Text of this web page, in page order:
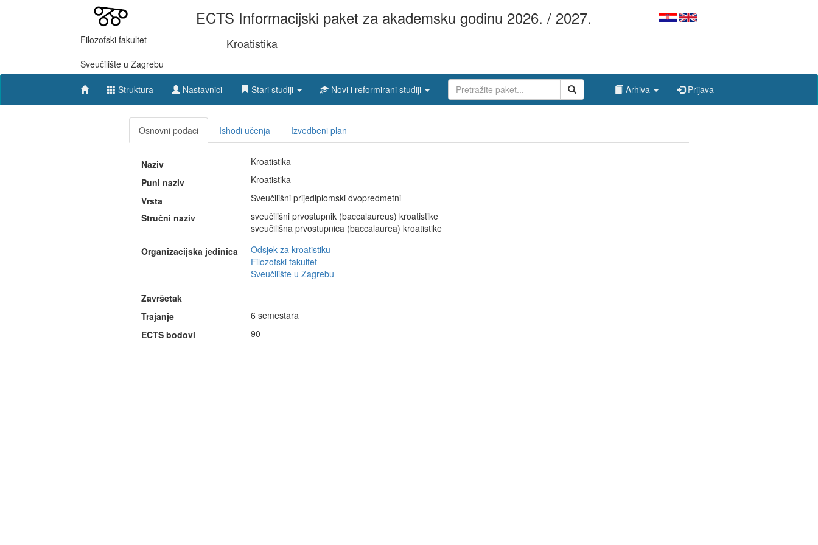
Filozofski fakultet
Sveučilište u Zagrebu
ECTS Informacijski paket za akademsku godinu 2026. / 2027.
Kroatistika
Struktura Nastavnici Stari studiji Novi i reformirani studiji Arhiva Prijava
Osnovni podaci Ishodi učenja Izvedbeni plan
Naziv
Kroatistika
Puni naziv
Kroatistika
Vrsta
Sveučilišni prijediplomski dvopredmetni
Stručni naziv
sveučilišni prvostupnik (baccalaureus) kroatistike
sveučilišna prvostupnica (baccalaurea) kroatistike
Organizacijska jedinica
Odsjek za kroatistiku
Filozofski fakultet
Sveučilište u Zagrebu
Završetak
Trajanje
6 semestara
ECTS bodovi
90